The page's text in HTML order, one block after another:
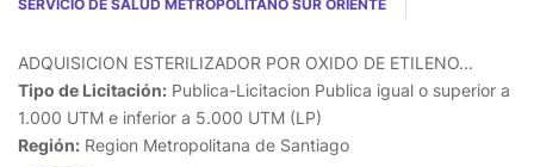
SERVICIO DE SALUD METROPOLITANO SUR ORIENTE
ADQUISICION ESTERILIZADOR POR OXIDO DE ETILENO...
Tipo de Licitación: Publica-Licitacion Publica igual o superior a
1.000 UTM e inferior a 5.000 UTM (LP)
Región: Region Metropolitana de Santiago